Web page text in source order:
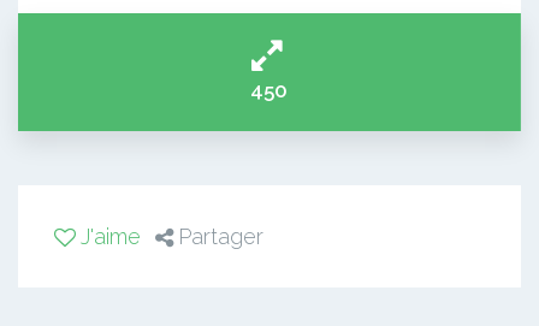
450
J'aime Partager